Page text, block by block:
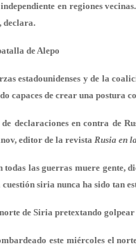
en regiones
declara.
de Alepo
estadounidenses y de la
capaces de crear una postura
declaraciones en contra de
editor de la revista Rusia en
todas las guerras muere gente,
siria nunca ha sido tan
de Siria pretextando golpear
este miércoles el